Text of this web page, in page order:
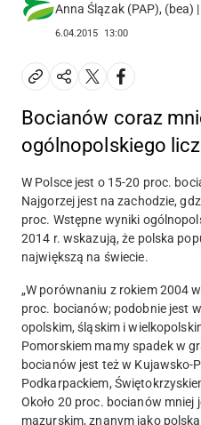
Anna Ślązak (PAP), (bea)
6.04.2015 13:00
Bocianów coraz
ogólnopolskiego
W Polsce jest o 15-20 proc.
Najgorzej jest na zachodzie,
proc. Wstępne wyniki
2014 r. wskazują, że polska
największą na świecie.
„W porównaniu z rokiem 2004
proc. bocianów; podobnie jest
opolskim, śląskim i
Pomorskiem mamy spadek w
bocianów jest też w Kujawsko-
Podkarpackiem,
Około 20 proc. bocianów
mazurskim, znanym jako